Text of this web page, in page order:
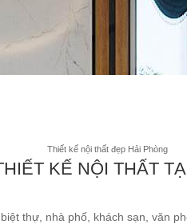
Thiết kế nội thất đẹp Hải Phòng
KẾ NỘI THẤT
thự, nhà phố, khách sạn, văn